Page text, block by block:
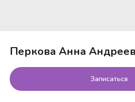
Перкова Анна
Записаться